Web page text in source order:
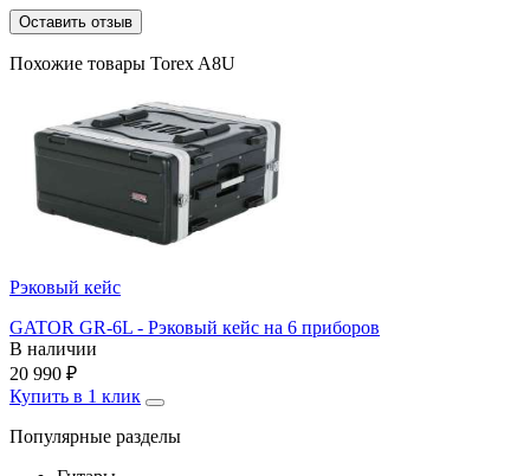
Оставить отзыв
Похожие товары Torex A8U
Рэковый кейс
GATOR GR-6L - Рэковый кейс на 6 приборов
В наличии
20 990 ₽
Купить в 1 клик
Популярные разделы